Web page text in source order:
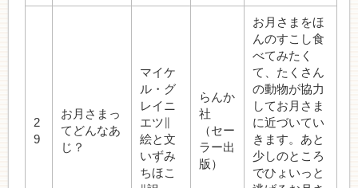
2
9
お月さまっ
てどんなあ
じ？
マイケ
ル・グ
レイニ
エツ∥
絵と文
いずみ
ちほこ
らんか
社
（セー
ラー出
版）
お月さまをほ
んのすこし食
べてみたく
て、たくさん
の動物が協力
してお月さま
に近づいてい
きます。あと
少しのところ
でひょいっと